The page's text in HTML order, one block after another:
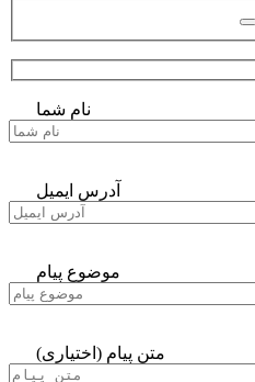
نام شما
آدرس ایمیل
موضوع پیام
متن پیام (اختیاری)